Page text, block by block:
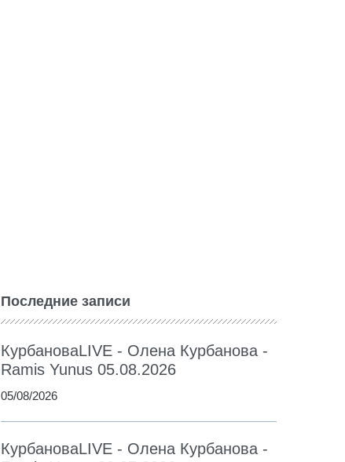
Последние записи
КурбановаLIVE - Олена Курбанова -
Ramis Yunus 05.08.2026
05/08/2026
КурбановаLIVE - Олена Курбанова -